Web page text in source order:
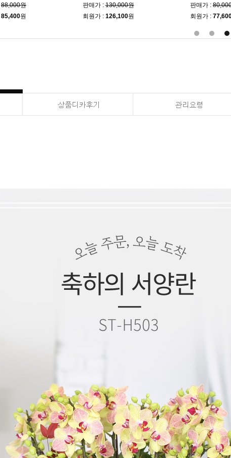
88,000원
85,400원
판매가 :130,000원
회원가 : 126,100원
판매가 :
회원가 :